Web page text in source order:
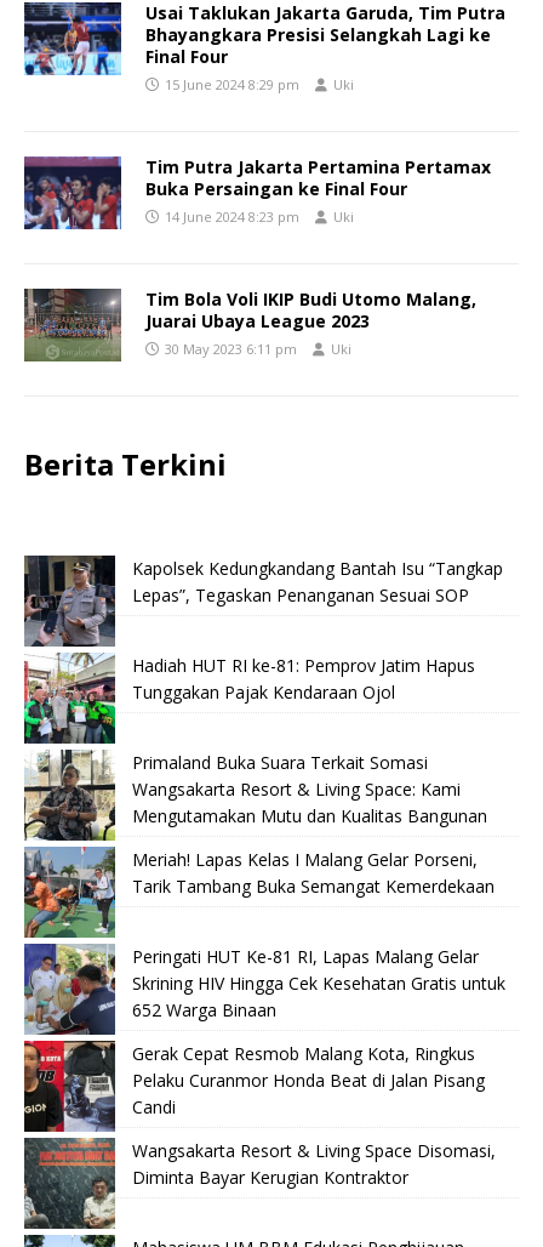
Usai Taklukan Jakarta Garuda, Tim Putra
Bhayangkara Presisi Selangkah Lagi ke
Final Four
15 June 2024 8:29 pm Uki
Tim Putra Jakarta Pertamina Pertamax
Buka Persaingan ke Final Four
14 June 2024 8:23 pm Uki
Tim Bola Voli IKIP Budi Utomo Malang,
Juarai Ubaya League 2023
30 May 2023 6:11 pm Uki
Berita Terkini
Kapolsek Kedungkandang Bantah Isu “Tangkap
Lepas”, Tegaskan Penanganan Sesuai SOP
Hadiah HUT RI ke-81: Pemprov Jatim Hapus
Tunggakan Pajak Kendaraan Ojol
Primaland Buka Suara Terkait Somasi
Wangsakarta Resort & Living Space: Kami
Mengutamakan Mutu dan Kualitas Bangunan
Meriah! Lapas Kelas I Malang Gelar Porseni,
Tarik Tambang Buka Semangat Kemerdekaan
Peringati HUT Ke-81 RI, Lapas Malang Gelar
Skrining HIV Hingga Cek Kesehatan Gratis untuk
652 Warga Binaan
Gerak Cepat Resmob Malang Kota, Ringkus
Pelaku Curanmor Honda Beat di Jalan Pisang
Candi
Wangsakarta Resort & Living Space Disomasi,
Diminta Bayar Kerugian Kontraktor